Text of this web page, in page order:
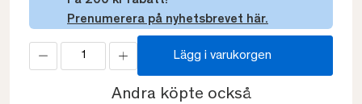
Prenumerera på nyhetsbrevet här.
Lägg i varukorgen
Andra köpte också